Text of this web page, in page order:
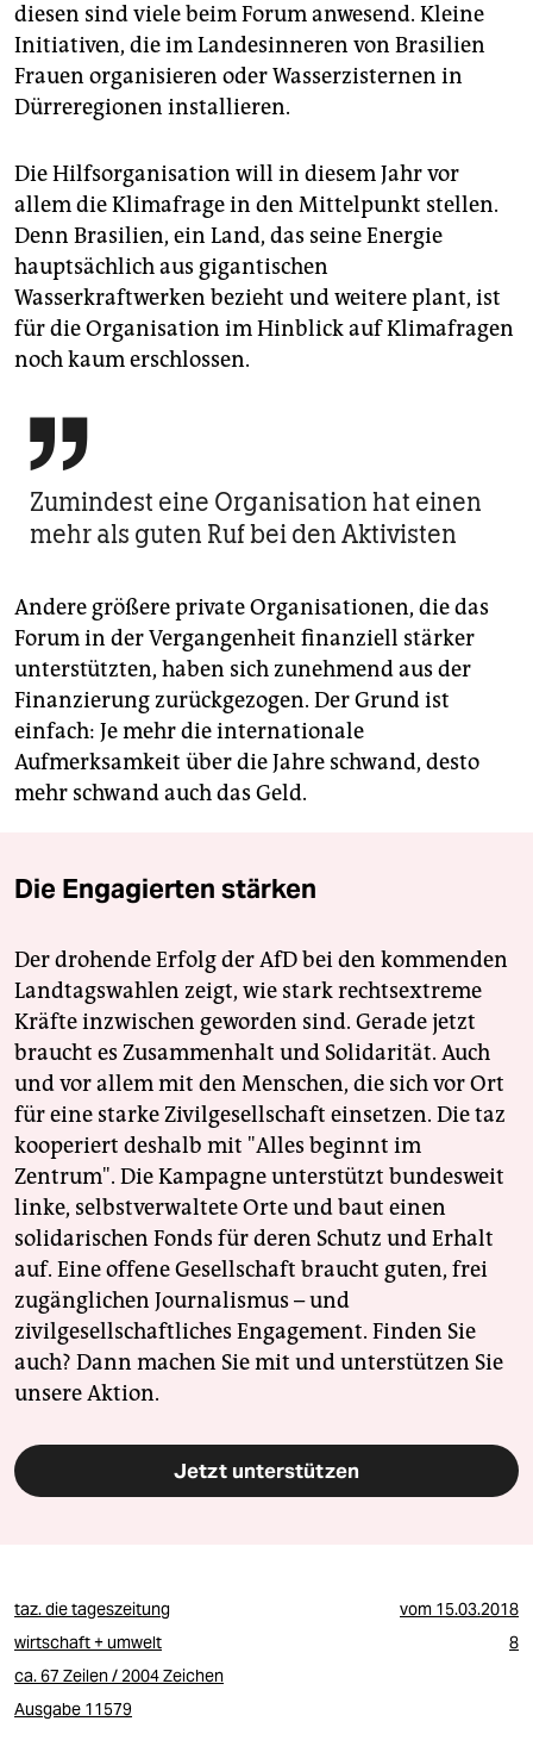
diesen sind viele beim Forum anwesend. Kleine
Initiativen, die im Landesinneren von Brasilien
Frauen organisieren oder Wasserzisternen in
Dürreregionen installieren.
Die Hilfsorganisation will in diesem Jahr vor
allem die Klimafrage in den Mittelpunkt stellen.
Denn Brasilien, ein Land, das seine Energie
hauptsächlich aus gigantischen
Wasserkraftwerken bezieht und weitere plant, ist
für die Organisation im Hinblick auf Klimafragen
noch kaum erschlossen.

Zumindest eine Organisation hat einen
mehr als guten Ruf bei den Aktivisten
Andere größere private Organisationen, die das
Forum in der Vergangenheit finanziell stärker
unterstützten, haben sich zunehmend aus der
Finanzierung zurückgezogen. Der Grund ist
einfach: Je mehr die internationale
Aufmerksamkeit über die Jahre schwand, desto
mehr schwand auch das Geld.
Die Engagierten stärken
Der drohende Erfolg der AfD bei den kommenden
Landtagswahlen zeigt, wie stark rechtsextreme
Kräfte inzwischen geworden sind. Gerade jetzt
braucht es Zusammenhalt und Solidarität. Auch
und vor allem mit den Menschen, die sich vor Ort
für eine starke Zivilgesellschaft einsetzen. Die taz
kooperiert deshalb mit "Alles beginnt im
Zentrum". Die Kampagne unterstützt bundesweit
linke, selbstverwaltete Orte und baut einen
solidarischen Fonds für deren Schutz und Erhalt
auf. Eine offene Gesellschaft braucht guten, frei
zugänglichen Journalismus – und
zivilgesellschaftliches Engagement. Finden Sie
auch? Dann machen Sie mit und unterstützen Sie
unsere Aktion.
Jetzt unterstützen
taz. die tageszeitung vom 15.03.2018
wirtschaft + umwelt
8
ca. 67 Zeilen / 2004 Zeichen
Ausgabe 11579